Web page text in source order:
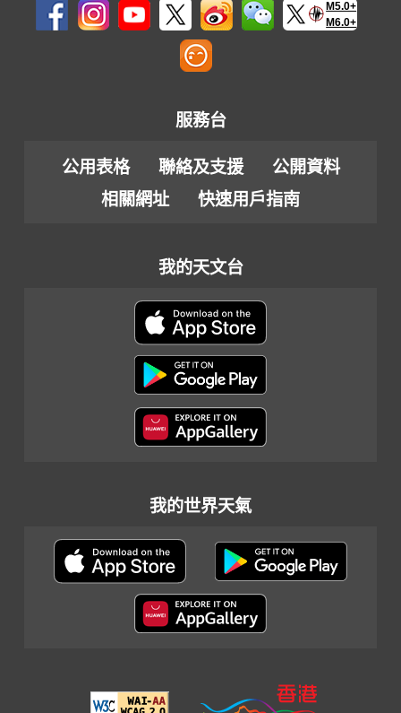
M5.0+
M6.0+
服務台
公用表格 聯絡及支援
公開資料
相關網址
快速用戶指南
我的天文台
我的世界天氣